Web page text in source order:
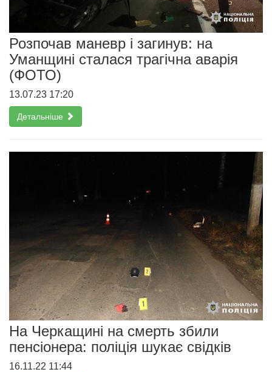
Розпочав маневр і загинув: на
Уманщині сталася трагічна аварія
(ФОТО)
13.07.23 17:20
Детальніше
На Черкащині на смерть збили
пенсіонера: поліція шукає свідків
16.11.22 11:44